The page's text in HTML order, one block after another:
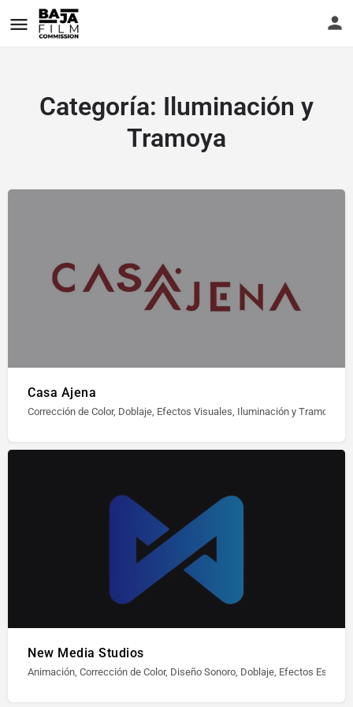
Categoría: Iluminación y
Tramoya
Casa Ajena
Corrección de Color, Doblaje, Efectos Visuales, Iluminación y Tramoya,
New Media Studios
Animación, Corrección de Color, Diseño Sonoro, Doblaje, Efectos